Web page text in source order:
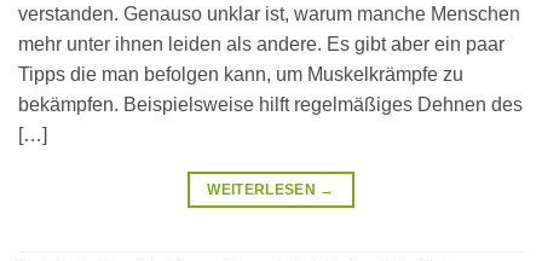
verstanden. Genauso unklar ist, warum manche Menschen
mehr unter ihnen leiden als andere. Es gibt aber ein paar
Tipps die man befolgen kann, um Muskelkrämpfe zu
bekämpfen. Beispielsweise hilft regelmäßiges Dehnen des
[…]
WEITERLESEN →